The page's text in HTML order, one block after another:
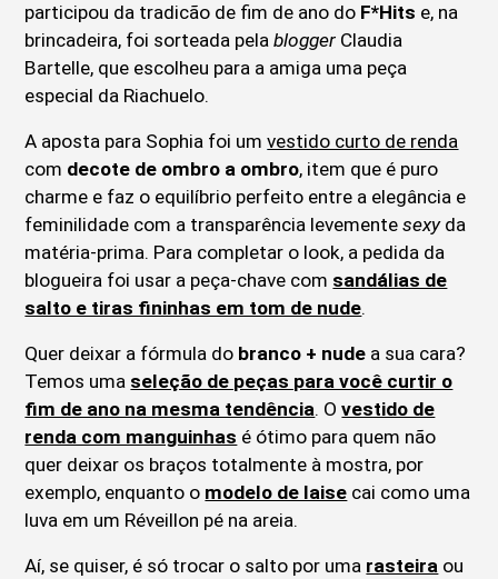
participou da tradicão de fim de ano do F*Hits e, na
brincadeira, foi sorteada pelablogger Claudia
Bartelle, que escolheu para a amiga uma peça
especial da Riachuelo.
A aposta para Sophia foi umvestido curto de renda
com decote de ombro a ombro, item que é puro
charme e faz o equilíbrio perfeito entre a elegância e
feminilidade com a transparência levementesexyda
matéria-prima. Para completar o look, a pedida da
blogueira foi usar a peça-chave com sandálias de
salto e tiras fininhas em tom de nude.
Quer deixar a fórmula do branco + nude a sua cara?
Temos uma seleção de peças para você curtir o
fim de ano na mesma tendência. Ovestido de
renda com manguinhas é ótimo para quem não
quer deixar os braços totalmente à mostra, por
exemplo, enquanto o modelo de laise cai como uma
luva em um Réveillon pé na areia.
Aí, se quiser, é só trocar o salto por uma rasteira ou